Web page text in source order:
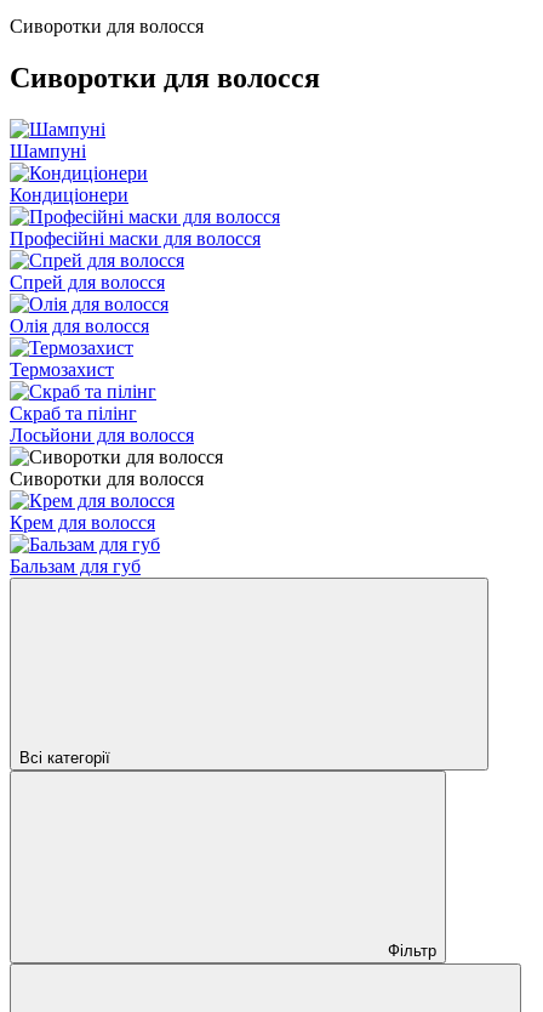
Сиворотки для волосся
Сиворотки для волосся
Шампуні
Кондиціонери
Професійні маски для волосся
Спрей для волосся
Олія для волосся
Термозахист
Скраб та пілінг
Лосьйони для волосся
Сиворотки для волосся
Крем для волосся
Бальзам для губ
Всі категорії
Фільтр